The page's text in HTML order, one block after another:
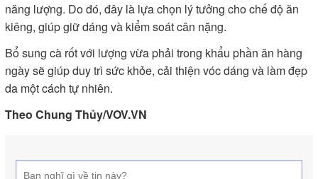
năng lượng. Do đó, đây là lựa chọn lý tưởng cho chế độ ăn
kiêng, giúp giữ dáng và kiểm soát cân nặng.
Bổ sung cà rốt với lượng vừa phải trong khẩu phần ăn hàng
ngày sẽ giúp duy trì sức khỏe, cải thiện vóc dáng và làm đẹp
da một cách tự nhiên.
Theo Chung Thủy/VOV.VN